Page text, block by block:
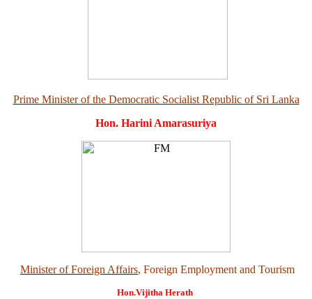
Prime Minister of the Democratic Socialist Republic of Sri Lanka
Hon. Harini Amarasuriya
Minister of Foreign Affairs, Foreign Employment and Tourism
Hon.Vijitha Herath